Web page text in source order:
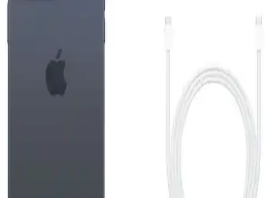
Apple iPhone Air 512 GB, ince ve hafif tasarımı, güçlü ekran ve
gelişmiş kamera sistemiyle günlük kullanımda yüksek performans
sunar.
Reeder S19 Max Beyaz Akıllı Telefon Günlük
Kullanım ve Özellikleri Detaylı İnceleme
Reeder S19 Max, şık tasarım, güçlü performans ve dayanıklılığıyla
günlük kullanım için ideal bir akıllı telefon. 4GB RAM ve 64GB